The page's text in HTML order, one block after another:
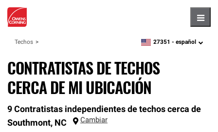
Techos zipcode, language
27351 - español
CONTRATISTAS DE TECHOS
CERCA DE MI UBICACIÓN
9 Contratistas independientes de techos cerca de
Southmont, NC Cambiar